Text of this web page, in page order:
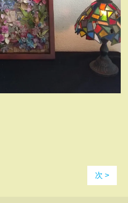
次 >